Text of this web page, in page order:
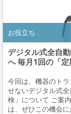
お役立ち
デジタル式全自
へ 毎月1回の「
今回は、機器のト
せないデジタル式
検」について ご案
は、ぜひこの機会